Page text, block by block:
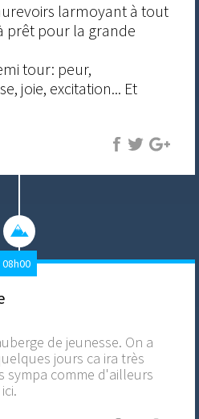
larmoyant à tout
prêt pour la grande
tour: peur,
joie, excitation... Et
de jeunesse. On a
jours ca ira très
sympa comme d'ailleurs